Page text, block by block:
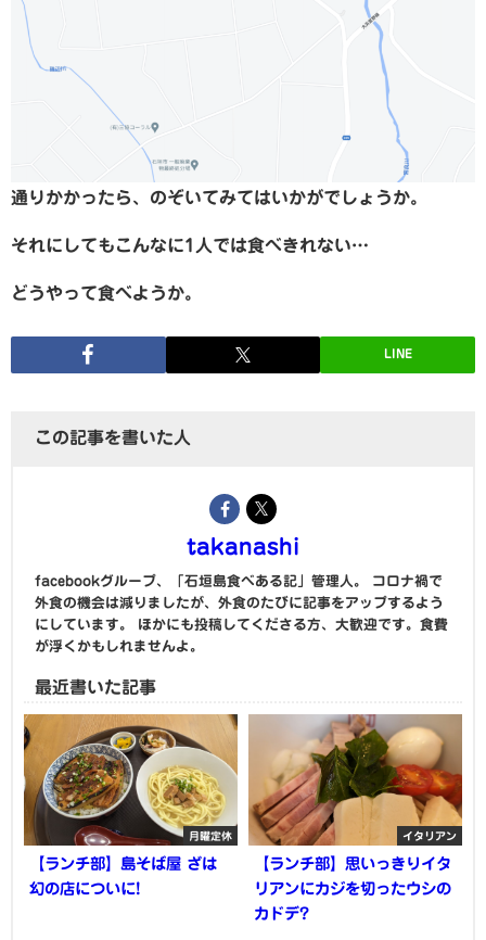
通りかかったら、のぞいてみてはいかがでしょうか。
それにしてもこんなに1人では食べきれない…
どうやって食べようか。
LINE
この記事を書いた人
takanashi
facebookグループ、「石垣島食べある記」管理人。 コロナ禍で
外食の機会は減りましたが、外食のたびに記事をアップするよう
にしています。 ほかにも投稿してくださる方、大歓迎です。食費
が浮くかもしれませんよ。
最近書いた記事
月曜定休
【ランチ部】島そば屋 ざは
幻の店についに!
イタリアン
【ランチ部】思いっきりイタ
リアンにカジを切ったウシの
カドデ?